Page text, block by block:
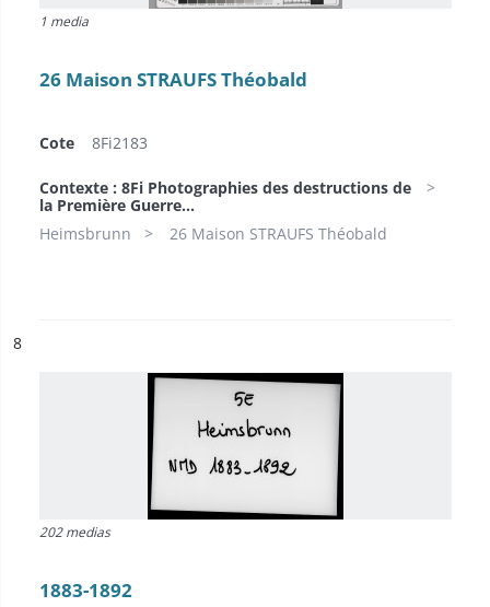
1 media
26 Maison STRAUFS Théobald
Cote 8Fi2183
Contexte : 8Fi Photographies des destructions de
la Première Guerre...
Heimsbrunn
26 Maison STRAUFS Théobald
n°
8
202 medias
1883-1892